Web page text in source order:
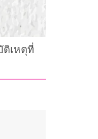
ติเหตุที่